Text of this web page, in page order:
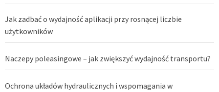
Jak zadbać o wydajność aplikacji przy rosnącej liczbie
użytkowników
Naczepy poleasingowe – jak zwiększyć wydajność transportu?
Ochrona układów hydraulicznych i wspomagania w